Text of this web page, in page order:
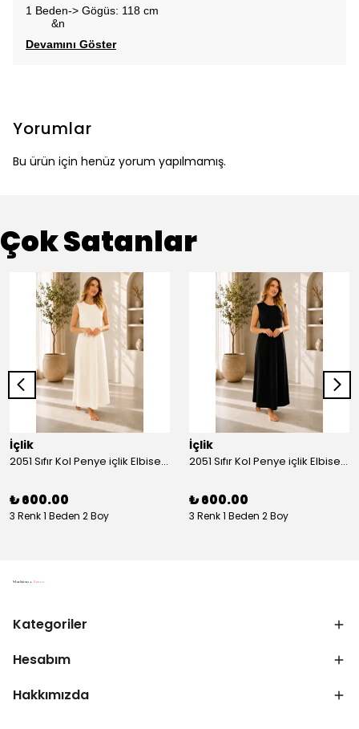
1 Beden-> Gögüs: 118 cm
&n
Devamını Göster
Yorumlar
Bu ürün için henüz yorum yapılmamış.
Çok Satanlar
İçlik
2051 Sıfır Kol Penye içlik Elbise - Ekru
₺ 600.00
3 Renk 1 Beden 2 Boy
İçlik
2051 Sıfır Kol Penye içlik Elbise - Siyah
₺ 600.00
3 Renk 1 Beden 2 Boy
Kategoriler
Hesabım
Hakkımızda